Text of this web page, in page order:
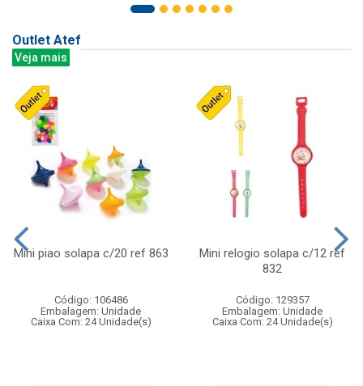
Outlet Atef
Veja mais
Mini piao solapa c/20 ref 863
Código: 106486
Embalagem: Unidade
Caixa Com: 24 Unidade(s)
Mini relogio solapa c/12 ref
832
Código: 129357
Embalagem: Unidade
Caixa Com: 24 Unidade(s)